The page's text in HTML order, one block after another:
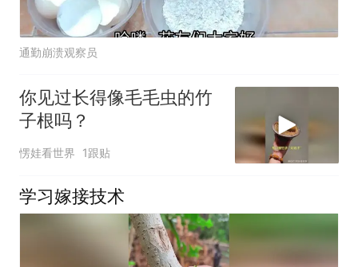
通勤崩溃观察员
你见过长得像毛毛虫的竹
子根吗？
愣娃看世界 1跟贴
学习嫁接技术